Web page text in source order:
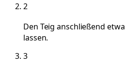
2
Den Teig anschließend etwa
lassen.
3